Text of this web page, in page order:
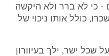
- כי לא ברר ולא היקשה
כולל אותו ניכוי של
ישר, ילך בעיוורון